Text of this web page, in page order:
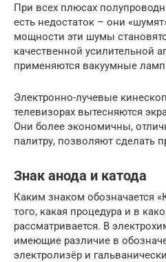
При всех плюсах
есть недостаток – они
мощности эти шумы
качественной усилительной
применяются вакуумные
Электронно-лучевые
телевизорах вытесняются
Они более экономичны,
палитру, позволяют сделать
Знак анода и катода
Каким знаком обозначается
того, какая процедура и в
рассматривается. В
имеющие различие в
электролизёр и